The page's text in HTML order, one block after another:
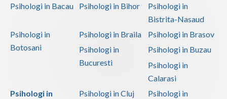
Psihologi in Bacau
Psihologi in Bihor
Psihologi in
Bistrita-Nasaud
Psihologi in
Botosani
Psihologi in Braila
Psihologi in Brasov
Psihologi in
Bucuresti
Psihologi in Buzau
Psihologi in
Calarasi
Psihologi in
Psihologi in Cluj
Psihologi in